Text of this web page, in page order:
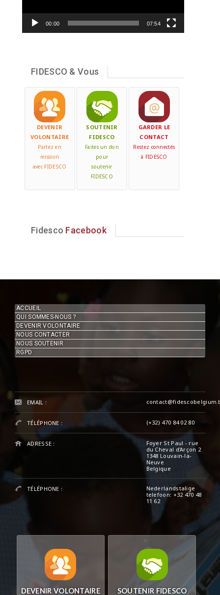
00:00 07:54
FIDESCO & Vous
DEVENIR
VOLONTAIRE
Partez en
mission
avec FIDESCO
SOUTENIR
FIDESCO
Faites un don
pour
soutenir
FIDESCO
GARDER LE
CONTACT
Restez connectés
à FIDESCO
Fidesco Facebook
ACCUEIL
QUI SOMMES-NOUS ?
DEVENIR VOLONTAIRE
NOUS CONTACTER
NOUS SOUTENIR
RGPD
EMAIL :
TÉLÉPHONE : (+32) 470 84 02 80
ADRESSE :
Foyer St Paul - rue
du Cheval d'Arçon 2
1348 Louvain-la-
Neuve
Belgique
TÉLÉPHONE :
Nederlandstalige
telefoon: +32 470 48
11 62
DEVENIR VOLONTAIRE SOUTENIR FIDESCO